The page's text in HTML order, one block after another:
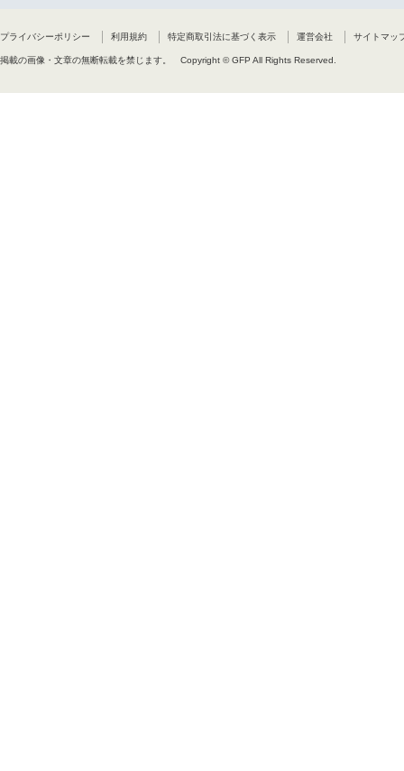
プライバシーポリシー 利用規約 特定商取引法に基づく表示 運営会社 サイトマッ
掲載の画像・文章の無断転載を禁じます。 Copyright © GFP All Rights Reserved.